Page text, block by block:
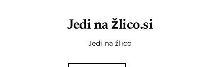
Jedi na žlico.si
Jedi na žlico